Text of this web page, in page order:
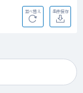
並べ替え 条件保存